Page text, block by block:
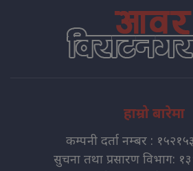
हाम्रो बारेमा
कम्पनी दर्ता नम्बर :
सुचना तथा प्रसारण विभाग: